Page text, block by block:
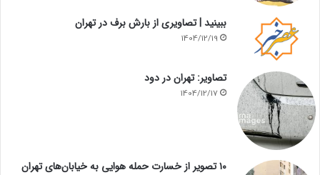
ببینید | تصاویری از بارش برف در تهران
1404/12/19
تصاویر: تهران در دود
1404/12/17
۱۰ تصویر از خسارت حمله هوایی به خیابان‌های تهران